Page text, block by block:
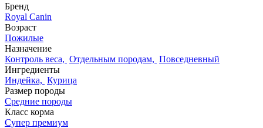
Бренд
Royal Canin
Возраст
Пожилые
Назначение
Контроль веса, Отдельным породам, Повседневный
Ингредиенты
Индейка, Курица
Размер породы
Средние породы
Класс корма
Супер премиум